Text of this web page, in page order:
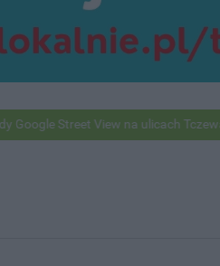
Street View na ulicach Tczewa.